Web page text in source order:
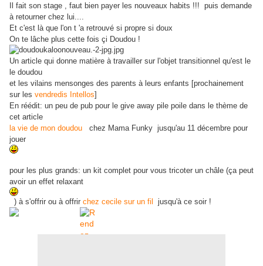
Il fait son stage , faut bien payer les nouveaux habits !!! puis demande
à retourner chez lui....
Et c'est là que l'on t 'a retrouvé si propre si doux
On te lâche plus cette fois çi Doudou !
Un article qui donne matière à travailler sur l'objet transitionnel qu'est le
le doudou
et les vilains mensonges des parents à leurs enfants [prochainement
sur les vendredis Intellos]
En réédit: un peu de pub pour le give away pile poile dans le thème de
cet article
la vie de mon doudou
chez Mama Funky jusqu'au 11 décembre pour
jouer
pour les plus grands: un kit complet pour vous tricoter un châle (ça peut
avoir un effet relaxant
) à s'offrir ou à offrir chez cecile sur un fil jusqu'à ce soir !